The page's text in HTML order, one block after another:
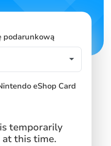
podarunkową
eShop Card
temporarily
this time.